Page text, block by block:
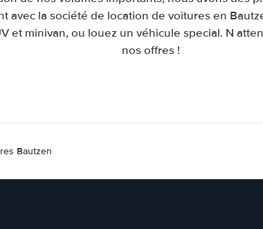
avec la société de location de voitures en
et minivan, ou louez un véhicule special. N
nos offres !
Bautzen